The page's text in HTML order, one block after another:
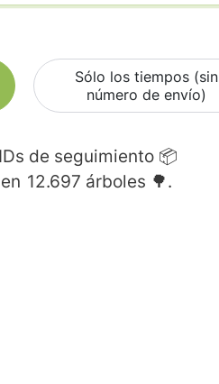
Sólo los tiempos (sin
número de envío)
IDs de seguimiento 📦
12.697 árboles 🌳.